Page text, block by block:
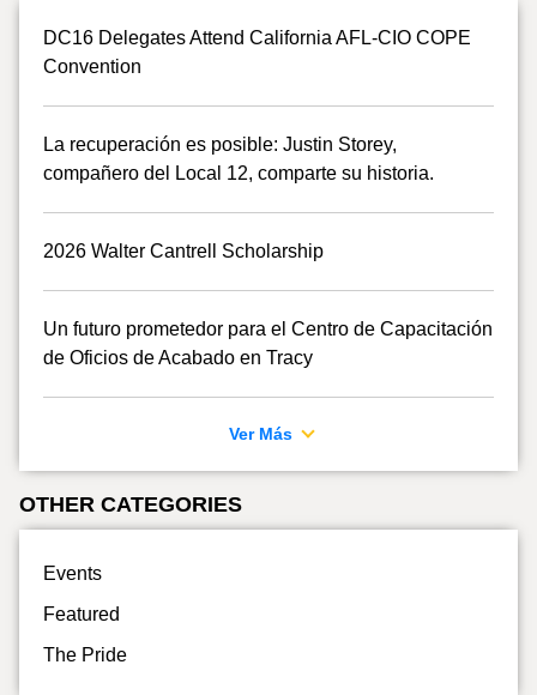
DC16 Delegates Attend California AFL-CIO COPE
Convention
La recuperación es posible: Justin Storey,
compañero del Local 12, comparte su historia.
2026 Walter Cantrell Scholarship
Un futuro prometedor para el Centro de Capacitación
de Oficios de Acabado en Tracy
Ver Más
OTHER CATEGORIES
Events
Featured
The Pride